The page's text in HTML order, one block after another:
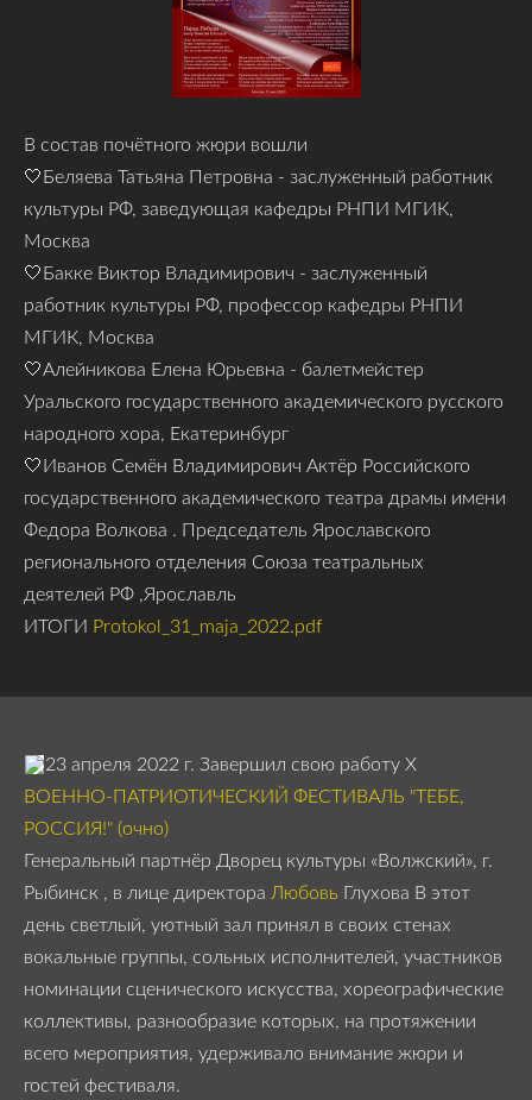
В состав почётного жюри вошли
🤍Беляева Татьяна Петровна - заслуженный работник
культуры РФ, заведующая кафедры РНПИ МГИК,
Москва
🤍Бакке Виктор Владимирович - заслуженный
работник культуры РФ, профессор кафедры РНПИ
МГИК, Москва
🤍Алейникова Елена Юрьевна - балетмейстер
Уральского государственного академического русского
народного хора, Екатеринбург
🤍Иванов Семён Владимирович Актёр Российского
государственного академического театра драмы имени
Федора Волкова . Председатель Ярославского
регионального отделения Союза театральных
деятелей РФ ,Ярославль
ИТОГИ Protokol_31_maja_2022.pdf
23 апреля 2022 г. Завершил свою работу Х
ВОЕННО-ПАТРИОТИЧЕСКИЙ ФЕСТИВАЛЬ "ТЕБЕ,
РОССИЯ!" (очно)
Генеральный партнёр Дворец культуры «Волжский», г.
Рыбинск , в лице директора Любовь Глухова В этот
день светлый, уютный зал принял в своих стенах
вокальные группы, сольных исполнителей, участников
номинации сценического искусства, хореографические
коллективы, разнообразие которых, на протяжении
всего мероприятия, удерживало внимание жюри и
гостей фестиваля.